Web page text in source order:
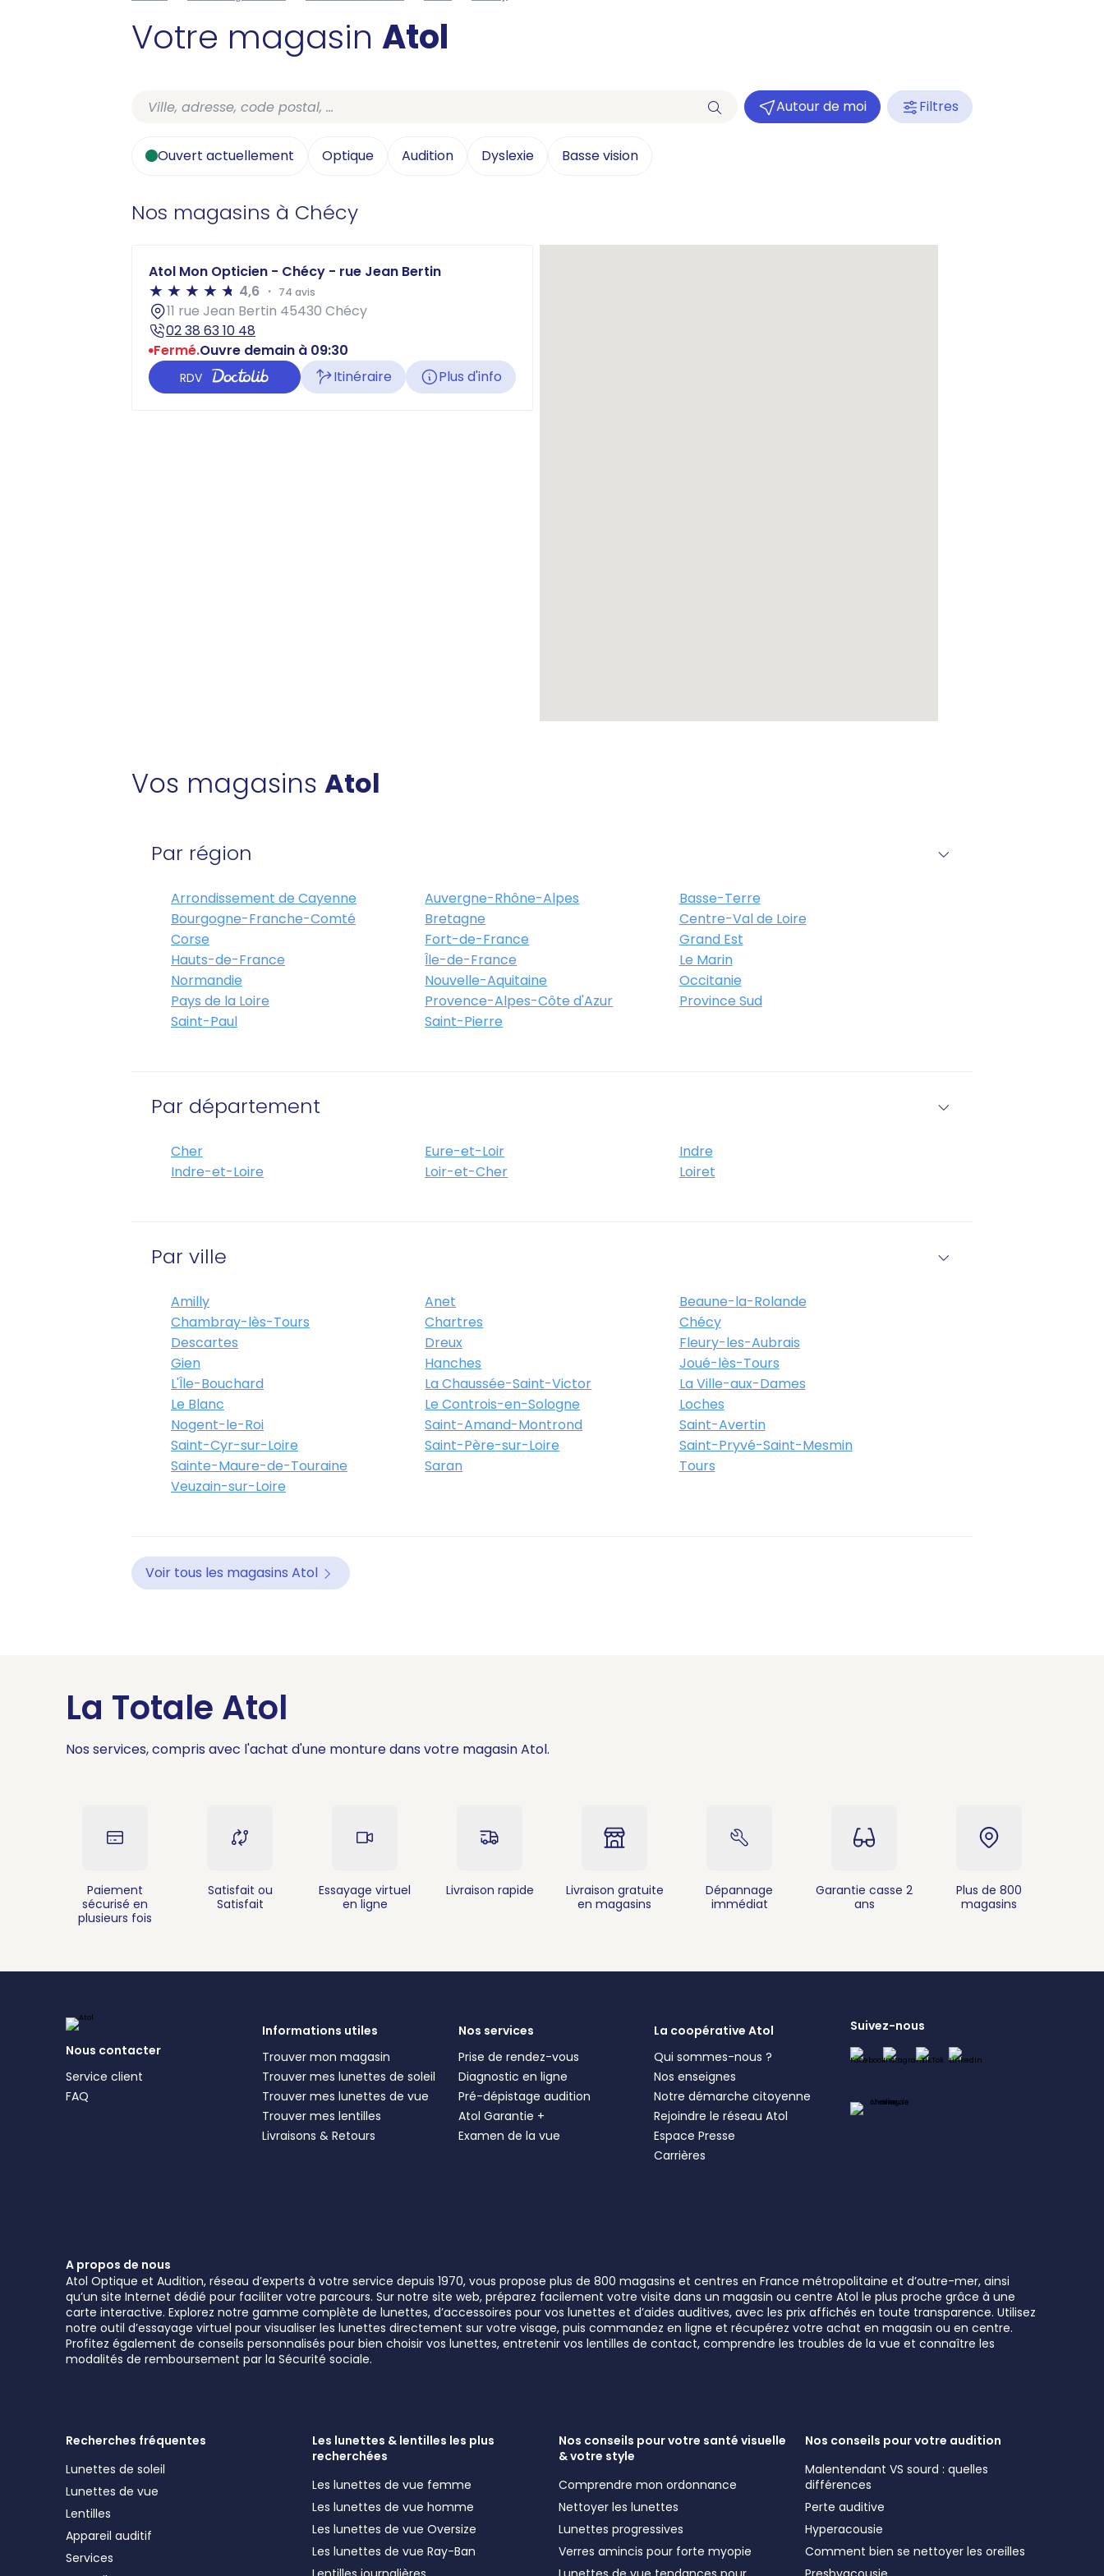
Votre magasin Atol
Autour de moi Filtres
Ouvert actuellement Optique Audition Dyslexie Basse vision
Nos magasins à Chécy
Atol Mon Opticien - Chécy - rue Jean Bertin
4,6
74 avis
11 rue Jean Bertin 45430 Chécy
02 38 63 10 48
Fermé.Ouvre demain à 09:30
RDV Itinéraire Plus d'info
Vos magasins Atol
Par région
Arrondissement de Cayenne Auvergne-Rhône-Alpes
Basse-Terre
Bourgogne-Franche-Comté
Bretagne
Centre-Val de Loire
Corse
Fort-de-France
Grand Est
Hauts-de-France
Île-de-France
Le Marin
Normandie
Nouvelle-Aquitaine
Occitanie
Pays de la Loire
Provence-Alpes-Côte d'Azur
Province Sud
Saint-Paul
Saint-Pierre
Par département
Cher Eure-et-Loir
Indre
Indre-et-Loire
Loir-et-Cher Loiret
Par ville
Amilly Anet
Beaune-la-Rolande
Chambray-lès-Tours
Chartres
Chécy
Descartes
Dreux
Fleury-les-Aubrais
Gien
Hanches
Joué-lès-Tours
L'Île-Bouchard
La Chaussée-Saint-Victor
La Ville-aux-Dames
Le Blanc
Le Controis-en-Sologne
Loches
Nogent-le-Roi
Saint-Amand-Montrond
Saint-Avertin
Saint-Cyr-sur-Loire
Saint-Père-sur-Loire
Saint-Pryvé-Saint-Mesmin
Sainte-Maure-de-Touraine
Saran
Tours
Veuzain-sur-Loire
Voir tous les magasins Atol
La Totale Atol
Nos services, compris avec l'achat d'une monture dans votre magasin Atol.
Paiement
sécurisé en
plusieurs fois
Satisfait ou
Satisfait
Essayage virtuel
en ligne
Livraison rapide
Livraison gratuite
en magasins
Dépannage
immédiat
Garantie casse 2
ans
Plus de 800
magasins
Nous contacter
Service client
FAQ
Informations utiles
Trouver mon magasin
Trouver mes lunettes de soleil
Trouver mes lunettes de vue
Trouver mes lentilles
Livraisons & Retours
Nos services
Prise de rendez-vous
Diagnostic en ligne
Pré-dépistage audition
Atol Garantie +
Examen de la vue
La coopérative Atol
Qui sommes-nous ?
Nos enseignes
Notre démarche citoyenne
Rejoindre le réseau Atol
Espace Presse
Carrières
Suivez-nous
A propos de nous
Atol Optique et Audition, réseau d’experts à votre service depuis 1970, vous propose plus de 800 magasins et centres en France métropolitaine et d’outre-mer, ainsi
qu’un site Internet dédié pour faciliter votre parcours. Sur notre site web, préparez facilement votre visite dans un magasin ou centre Atol le plus proche grâce à une
carte interactive. Explorez notre gamme complète de lunettes, d’accessoires pour vos lunettes et d’aides auditives, avec les prix affichés en toute transparence. Utilisez
notre outil d’essayage virtuel pour visualiser les lunettes directement sur votre visage, puis commandez en ligne et récupérez votre achat en magasin ou en centre.
Profitez également de conseils personnalisés pour bien choisir vos lunettes, entretenir vos lentilles de contact, comprendre les troubles de la vue et connaître les
modalités de remboursement par la Sécurité sociale.
Recherches fréquentes
Lunettes de soleil
Lunettes de vue
Lentilles
Appareil auditif
Services
Les lunettes & lentilles les plus
recherchées
Les lunettes de vue femme
Les lunettes de vue homme
Les lunettes de vue Oversize
Les lunettes de vue Ray-Ban
Nos conseils pour votre santé visuelle
& votre style
Comprendre mon ordonnance
Nettoyer les lunettes
Lunettes progressives
Verres amincis pour forte myopie
Nos conseils pour votre audition
Malentendant VS sourd : quelles
différences
Perte auditive
Hyperacousie
Comment bien se nettoyer les oreilles